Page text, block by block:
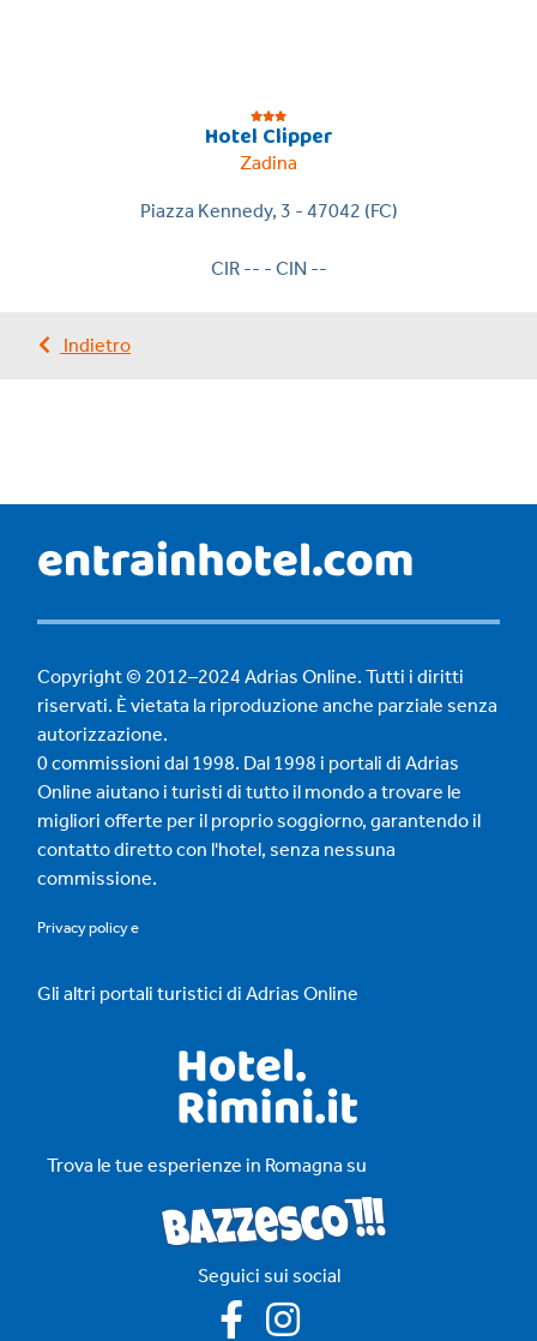
Hotel Clipper
Zadina
Piazza Kennedy, 3 - 47042 (FC)
CIR -- - CIN --
Indietro
Copyright © 2012–2024 Adrias Online. Tutti i diritti
riservati. È vietata la riproduzione anche parziale senza
autorizzazione.
0 commissioni dal 1998. Dal 1998 i portali di Adrias
Online aiutano i turisti di tutto il mondo a trovare le
migliori offerte per il proprio soggiorno, garantendo il
contatto diretto con l'hotel, senza nessuna
commissione.
Privacy policye
Gli altri portali turistici di Adrias Online
Trova le tue esperienze in Romagna su
Seguici sui social